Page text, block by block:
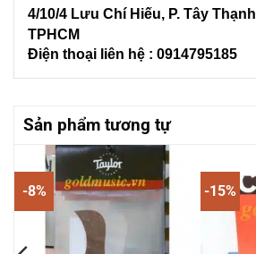
4/10/4 Lưu Chí Hiếu, P. Tây Thạnh
TPHCM
Điện thoại liên hệ : 0914795185
Sản phẩm tương tự
-8% -15%